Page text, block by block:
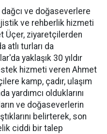
dağcı ve doğaseverlere
ve rehberlik hizmeti
Üçer, ziyaretçilerden
atlı turları da
yaklaşık 30 yıldır
hizmeti veren Ahmet
kamp, çadır, ulaşım
yardımcı olduklarını
ve doğaseverlerin
belirterek, son
ciddi bir talep